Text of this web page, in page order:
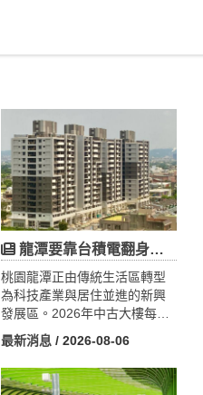
龍潭要靠台積電翻身？龍科三期104公頃「復活」，但關鍵在這一年
桃園龍潭正由傳統生活區轉型
為科技產業與居住並進的新興
發展區。2026年中古大樓每坪
約25～28萬元、新屋約30～35
萬元，與中壢、平鎮仍有價
差，具補漲潛力。發展核心在
於「龍科三期擴建」，規劃約
最新消息 / 2026-08-06